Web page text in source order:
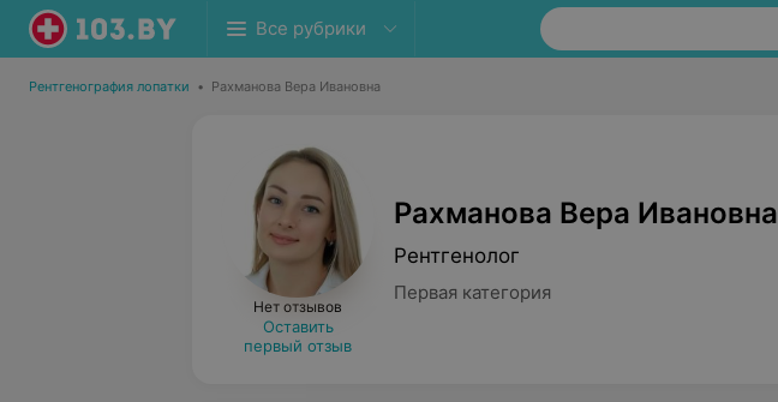
Все рубрики
Рентгенография лопатки • Рахманова Вера Ивановна
Нет отзывов
Оставить
первый отзыв
Рахманова Вера Ивановна
Рентгенолог
Первая категория